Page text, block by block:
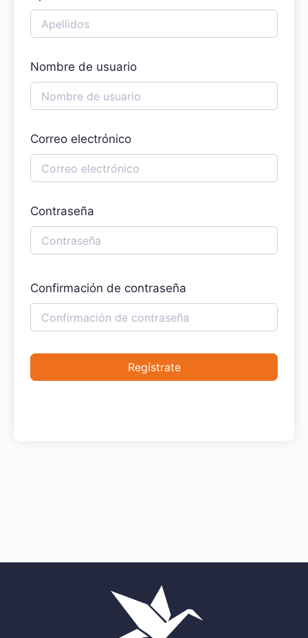
Nombre de usuario
Correo electrónico
Contraseña
Confirmación de contraseña
Regístrate